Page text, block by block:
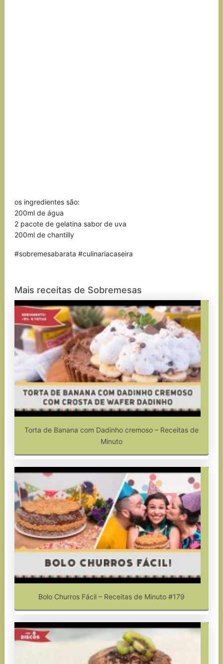
os ingredientes são:
200ml de água
2 pacote de gelatina sabor de uva
200ml de chantilly
#sobremesabarata #culinariacaseira
Mais receitas de Sobremesas
Torta de Banana com Dadinho cremoso – Receitas de
Minuto
Bolo Churros Fácil – Receitas de Minuto #179